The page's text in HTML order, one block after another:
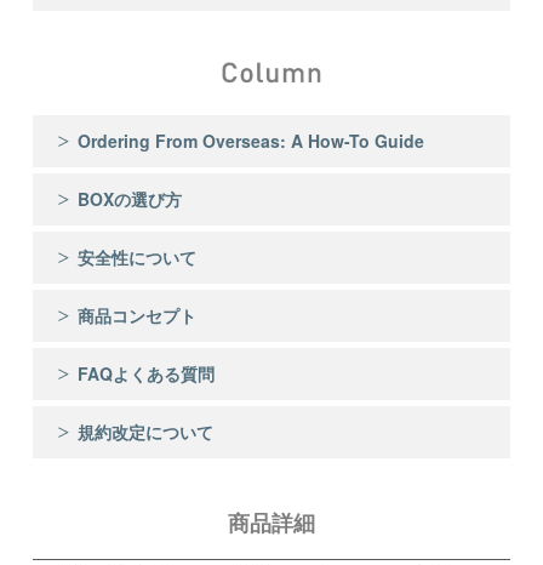
Ordering From Overseas: A How-To Guide
BOXの選び方
安全性について
商品コンセプト
FAQよくある質問
規約改定について
商品詳細